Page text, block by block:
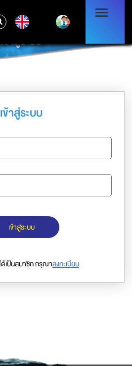
เข้าสู่ระบบ
เข้าสู่ระบบ
เข้าสู่ระบบ
ด้เป็นสมาชิก กรุณาลงทะเบียน